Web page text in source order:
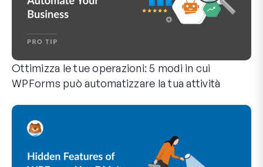
Ottimizza le tue operazioni: 5 modi in cui
WPForms può automatizzare la tua attività